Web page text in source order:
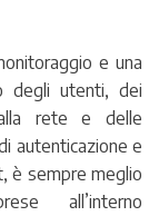
e una
degli utenti, dei
rete e delle
autenticazione e
è sempre meglio
all’interno